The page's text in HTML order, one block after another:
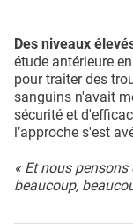
Des niveaux
étude antérieure
pour traiter des
sanguins n'avait
sécurité et
l’approche s'est
« Et nous
beaucoup,